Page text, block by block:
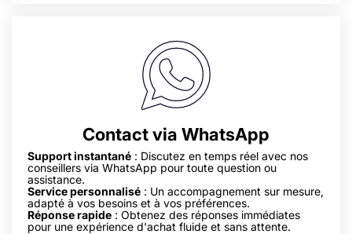
Contact via WhatsApp
Support instantané : Discutez en temps réel avec nos
conseillers via WhatsApp pour toute question ou
assistance.
Service personnalisé : Un accompagnement sur mesure,
adapté à vos besoins et à vos préférences.
Réponse rapide : Obtenez des réponses immédiates
pour une expérience d'achat fluide et sans attente.